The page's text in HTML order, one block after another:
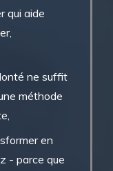
qui aide
ne suffit
méthode
en
- parce que